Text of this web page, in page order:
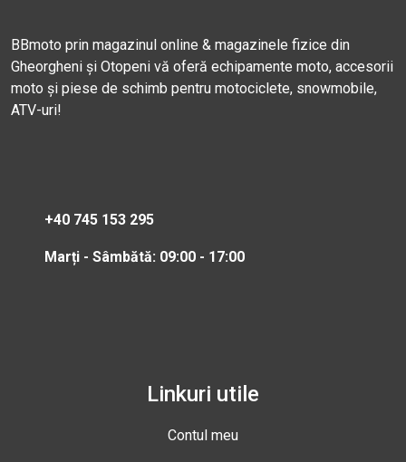
BBmoto prin magazinul online & magazinele fizice din
Gheorgheni și Otopeni vă oferă echipamente moto, accesorii
moto și piese de schimb pentru motociclete, snowmobile,
ATV-uri!
+40 745 153 295
Marți - Sâmbătă: 09:00 - 17:00
Linkuri utile
Contul meu